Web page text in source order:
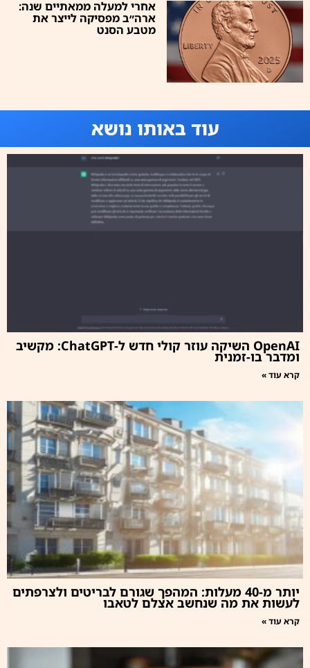
אחרי למעלה ממאתיים שנה:
ארה״ב מפסיקה לייצר את
מטבע הסנט
עוד באותו נושא
OpenAI השיקה עוזר קולי חדש ל-ChatGPT: מקשיב
ומדבר בו-זמנית
קרא עוד »
יותר מ-40 מעלות: המהפך שגורם לבריטים ולצרפתים
לעשות את מה שנחשב אצלם לטאבו
קרא עוד »